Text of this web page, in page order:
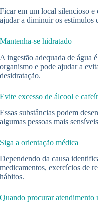
Ficar em um local silencioso e
ajudar a diminuir os estímulos
Mantenha-se hidratado
A ingestão adequada de água
organismo e pode ajudar a
desidratação.
Evite excesso de álcool e
Essas substâncias podem
algumas pessoas mais
Siga a orientação médica
Dependendo da causa
medicamentos, exercícios de
hábitos.
Quando procurar atendimento